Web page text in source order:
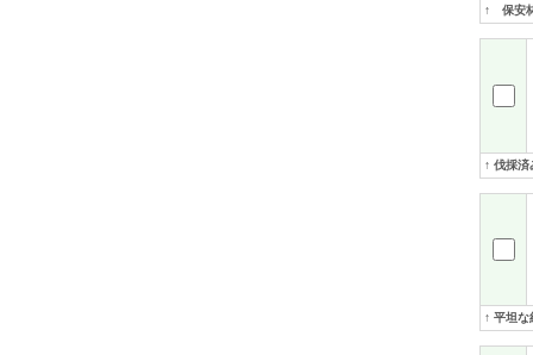
↑ 保安
↑ 伐採済
↑ 平坦な